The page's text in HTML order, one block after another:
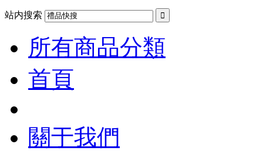
站内搜索 
所有商品分類
首頁
關于我們